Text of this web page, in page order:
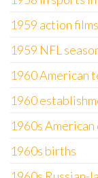
1959 action films
1959 NFL
1960 American
1960
1960s
1960s births